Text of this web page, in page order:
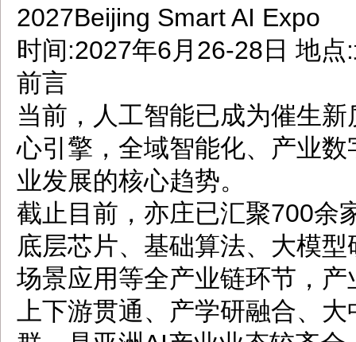
2027Beijing Smart AI Expo
时间:2027年6月26-28日 地
前言
当前，人工智能已成为催生
心引擎，全域智能化、产业
业发展的核心趋势。
截止目前，亦庄已汇聚700余
底层芯片、基础算法、大模
场景应用等全产业链环节，
上下游贯通、产学研融合、